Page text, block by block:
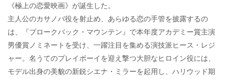
《極上の恋愛映画》が誕生した。
主人公のカサノバ役を射止め、あらゆる恋の手管を披露するの
は、『ブロークバック・マウンテン』で本年度アカデミー賞主演
男優賞ノミネートを受け、一躍注目を集める演技派ヒース・レジ
ャー。名うてのプレイボーイを迎え撃つ大胆なヒロイン役には、
モデル出身の美貌の新鋭シエナ・ミラーを起用し、ハリウッド期